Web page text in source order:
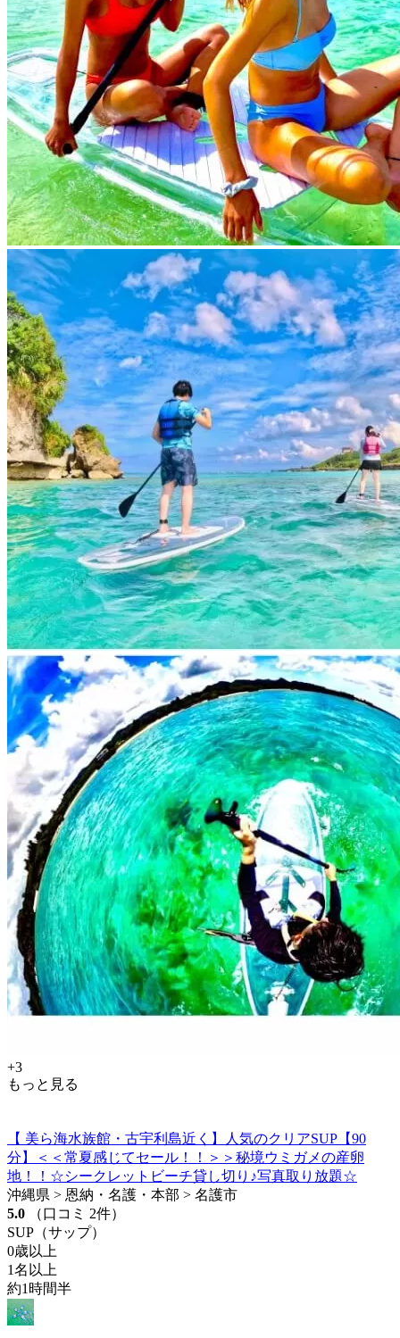
+3
もっと見る
【 美ら海水族館・古宇利島近く】人気のクリアSUP【90
分】＜＜常夏感じてセール！！＞＞秘境ウミガメの産卵
地！！☆シークレットビーチ貸し切り♪写真取り放題☆
沖縄県 > 恩納・名護・本部 > 名護市
5.0
（口コミ 2件）
SUP（サップ）
0歳以上
1名以上
約1時間半